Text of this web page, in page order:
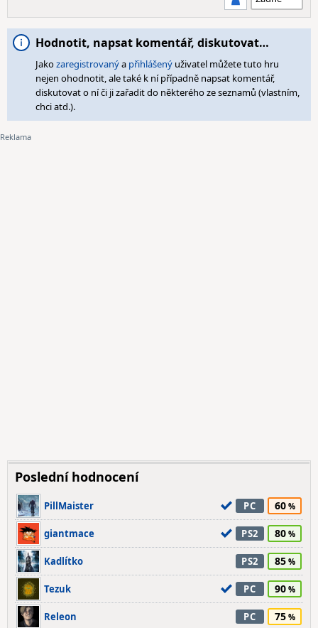
Hodnotit, napsat komentář, diskutovat…
Jakozaregistrovanýa přihlášený uživatel můžete tuto hru
nejen ohodnotit, ale také k ní případně napsat komentář,
diskutovat o ní či ji zařadit do některého ze seznamů (vlastním,
chci atd.).
Poslední hodnocení
PillMaister PC 60
giantmace PS2 80
Kadlítko PS2 85
Tezuk PC 90
Releon PC 75